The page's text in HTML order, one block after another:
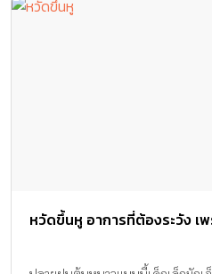
หวัดขึ้นหู อาการที่ต้องระวัง เ